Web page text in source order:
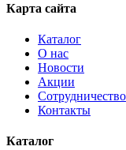
Карта сайта
Каталог
О нас
Новости
Акции
Сотрудничество
Контакты
Каталог